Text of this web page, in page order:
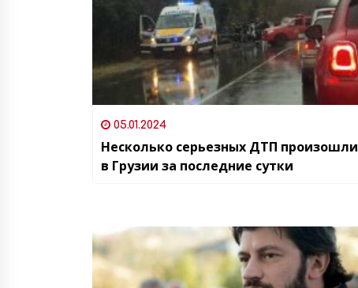
05.01.2024
Несколько серьезных ДТП произошли
в Грузии за последние сутки